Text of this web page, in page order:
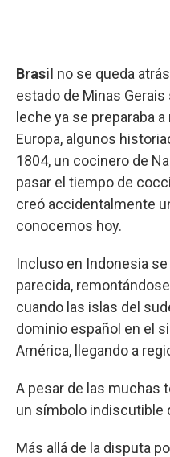
Brasil no se queda
estado de Minas
leche ya se preparaba
Europa, algunos
1804, un cocinero de
pasar el tiempo de
creó accidentalmente
conocemos hoy.
Incluso en Indonesia
parecida,
cuando las islas del
dominio español en el
América, llegando a
A pesar de las muchas
un símbolo indiscutible
Más allá de la disputa